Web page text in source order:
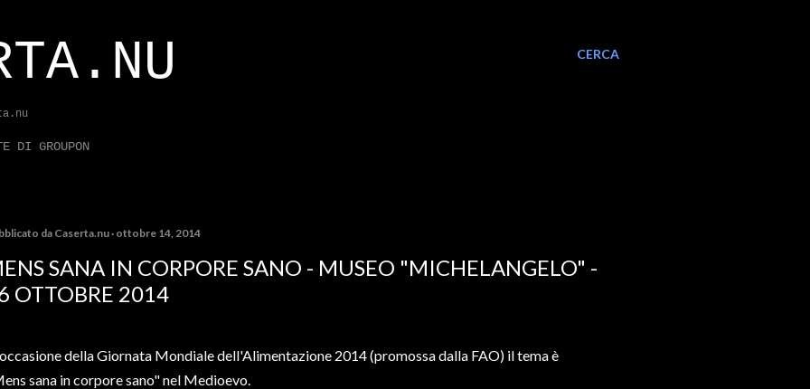
CERCA
DI GROUPON
da Caserta.nu ottobre 14, 2014
SANA IN CORPORE SANO - MUSEO "MICHELANGELO" -
OTTOBRE 2014
della Giornata Mondiale dell'Alimentazione 2014 (promossa dalla FAO) il tema è
sana in corpore sano" nel Medioevo.